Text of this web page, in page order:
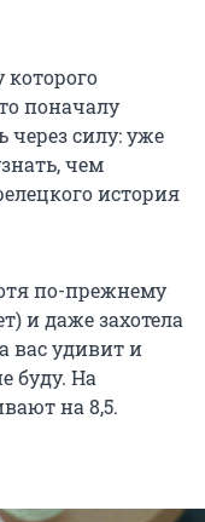
которого
поначалу
через силу: уже
чем
история
по-прежнему
и даже захотела
вас удивит и
буду. На
на 8,5.